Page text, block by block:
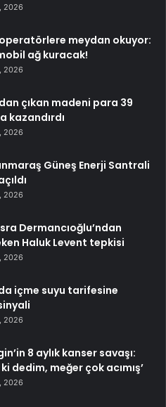
2026
meydan okuyor:
ağ kuracak!
2026
çıkan madeni para 39
kazandırdı
2026
Güneş Enerji Santrali
2026
Dermancıoğlu’ndan
Haluk Levent tepkisi
2026
içme suyu tarifesine
2026
8 aylık kanser savaşı:
ki dedim, meğer çok acımış’
2026